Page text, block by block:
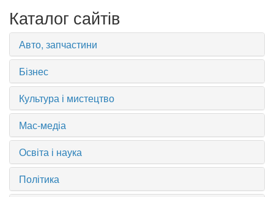
Каталог сайтів
Авто, запчастини
Бізнес
Культура і мистецтво
Мас-медіа
Освіта і наука
Політика